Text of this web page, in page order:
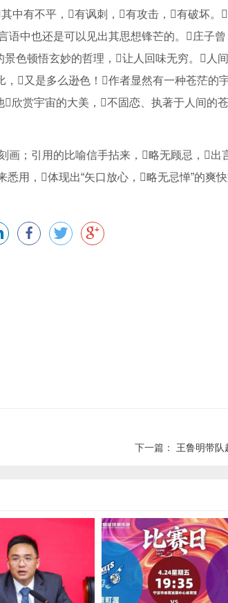
中有不平，有讽刺，有攻击，有破坏。
中也还是可以见出其思想锋芒的。庄子曾
色顿悟玄妙的哲理，让人回味无穷。人
又是多么逊色！作者显然有一种苍茫的
赏宇宙的大美，不固恋、执著于人间的苍
画；引用的比喻信手拈来，略无顾忌，出
悉用，体现出“矢口放心，略无忌惮”的爽
下一篇： 王鲁明带队